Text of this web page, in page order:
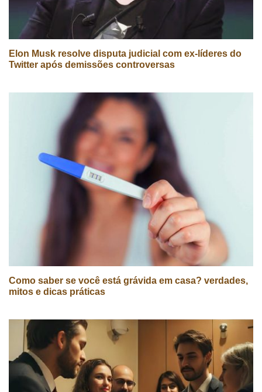
Elon Musk resolve disputa judicial com ex-líderes do
Twitter após demissões controversas
Como saber se você está grávida em casa? verdades,
mitos e dicas práticas